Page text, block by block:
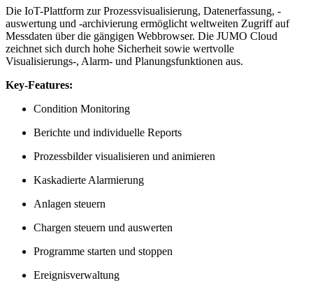
Die IoT-Plattform zur Prozessvisualisierung, Datenerfassung, -
auswertung und -archivierung ermöglicht weltweiten Zugriff auf
Messdaten über die gängigen Webbrowser. Die JUMO Cloud
zeichnet sich durch hohe Sicherheit sowie wertvolle
Visualisierungs-, Alarm- und Planungsfunktionen aus.
Key-Features:
Condition Monitoring
Berichte und individuelle Reports
Prozessbilder visualisieren und animieren
Kaskadierte Alarmierung
Anlagen steuern
Chargen steuern und auswerten
Programme starten und stoppen
Ereignisverwaltung